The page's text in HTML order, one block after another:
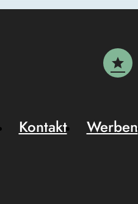
Kontakt Werben